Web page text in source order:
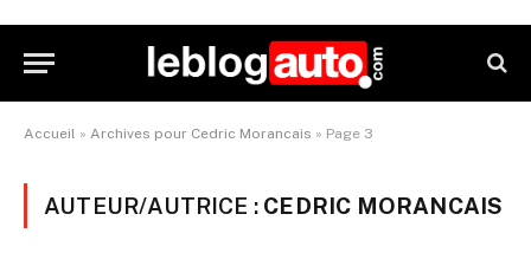
Accueil » Archives pour Cedric Morancais » Page 3
AUTEUR/AUTRICE : CEDRIC MORANCAIS